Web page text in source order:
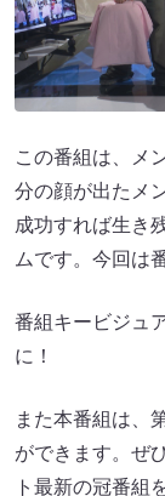
この番組は、メ
分の顔が出たメ
成功すれば生き
ムです。今回は
番組キービジュ
に！
また本番組は、
ができます。ぜ
ト最新の冠番組